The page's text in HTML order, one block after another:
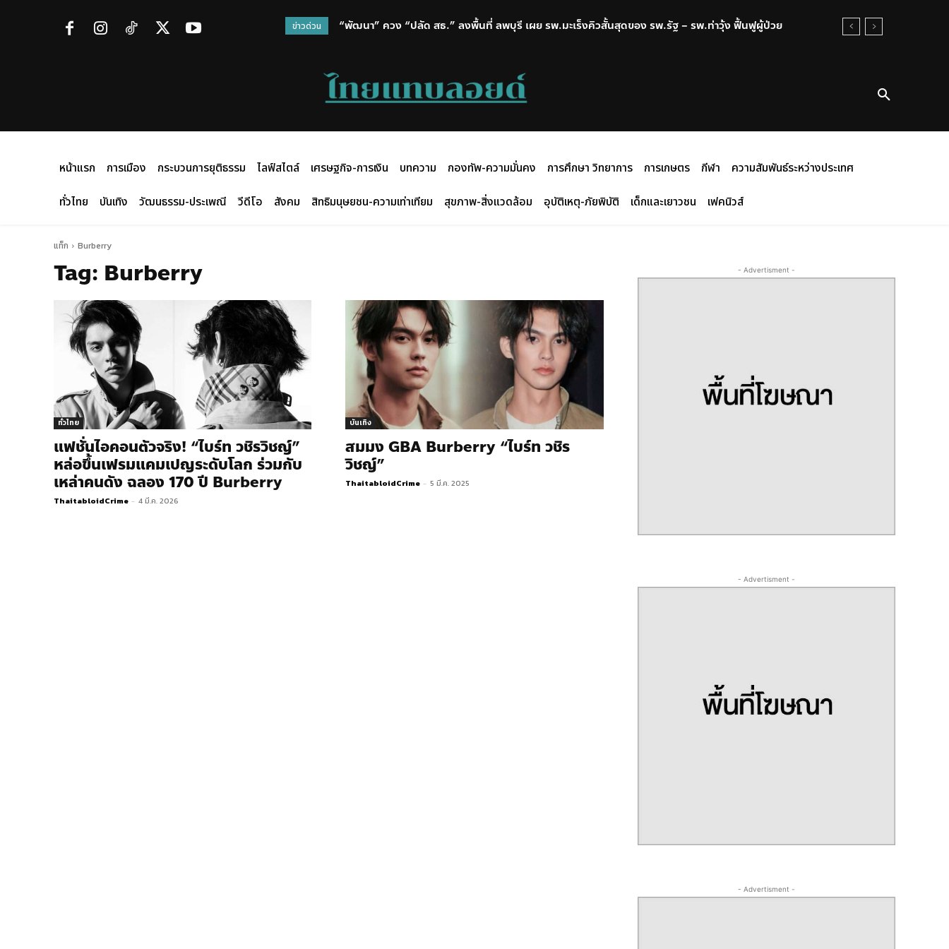
ข่าวด่วน
“พัฒนา” ควง “ปลัด สธ.” ลงพื้นที่ ลพบุรี เผย รพ.มะเร็งคิวสั้นสุดของ รพ.รัฐ – รพ.ท่าวุ้ง ฟื้นฟูผู้ป่วย
หน้าแรก การเมือง กระบวนการยุติธรรม ไลฟ์สไตล์ เศรษฐกิจ-การเงิน บทความ กองทัพ-ความมั่นคง การศึกษา วิทยาการ การเกษตร กีฬา
ความสัมพันธ์ระหว่างประเทศ
ทั่วไทย
บันเทิง วัฒนธรรม-ประเพณี วีดีโอ สังคม สิทธิมนุษยชน-ความเท่าเทียม สุขภาพ-สิ่งแวดล้อม อุบัติเหตุ-ภัยพิบัติ เด็กและเยาวชน เฟคนิวส์
แท็ก Burberry
Tag: Burberry
ทั่วไทย
แฟชั่นไอคอนตัวจริง! “ไบร์ท วชิรวิชญ์”
หล่อขึ้นเฟรมแคมเปญระดับโลก ร่วมกับ
เหล่าคนดัง ฉลอง 170 ปี Burberry
ThaitabloidCrime - 4 มี.ค. 2026
บันเทิง
สมมง GBA Burberry “ไบร์ท วชิร
วิชญ์”
ThaitabloidCrime - 5 มี.ค. 2025
- Advertisment -
- Advertisment -
- Advertisment -